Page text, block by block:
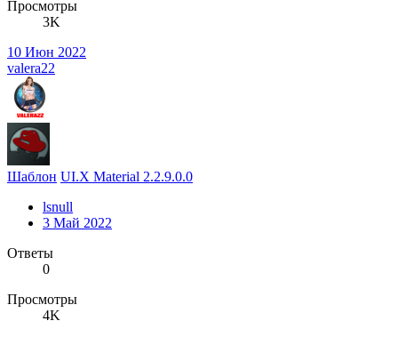
Просмотры
3K
10 Июн 2022
valera22
Шаблон UI.X Material 2.2.9.0.0
lsnull
3 Май 2022
Ответы
0
Просмотры
4K